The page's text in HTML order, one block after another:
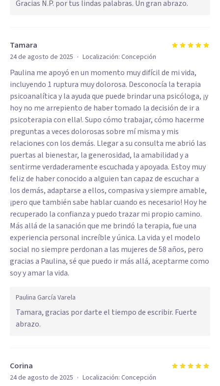
Gracias N.P. por tus lindas palabras. Un gran abrazo.
Tamara
24 de agosto de 2025 · Localización: Concepción
Paulina me apoyó en un momento muy difícil de mi vida,
incluyendo 1 ruptura muy dolorosa. Desconocía la terapia
psicoanalítica y la ayuda que puede brindar una psicóloga, ¡y
hoy no me arrepiento de haber tomado la decisión de ir a
psicoterapia con ella!. Supo cómo trabajar, cómo hacerme
preguntas a veces dolorosas sobre mí misma y mis
relaciones con los demás. Llegar a su consulta me abrió las
puertas al bienestar, la generosidad, la amabilidad y a
sentirme verdaderamente escuchada y apoyada. Estoy muy
feliz de haber conocido a alguien tan capaz de escuchar a
los demás, adaptarse a ellos, compasiva y siempre amable,
¡pero que también sabe hablar cuando es necesario! Hoy he
recuperado la confianza y puedo trazar mi propio camino.
Más allá de la sanación que me brindó la terapia, fue una
experiencia personal increíble y única. La vida y el modelo
social no siempre perdonan a las mujeres de 58 años, pero
gracias a Paulina, sé que puedo ir más allá, aceptarme como
soy y amar la vida.
Paulina García Varela
Tamara, gracias por darte el tiempo de escribir. Fuerte
abrazo.
Corina
24 de agosto de 2025 · Localización: Concepción